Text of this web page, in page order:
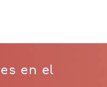
en el